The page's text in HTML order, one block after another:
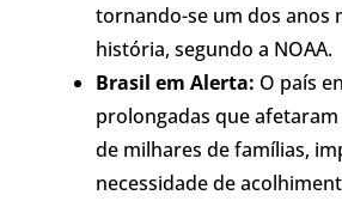
tornando-se um dos anos
história, segundo a NOAA.
Brasil em Alerta: O país
prolongadas que
de milhares de famílias,
necessidade de